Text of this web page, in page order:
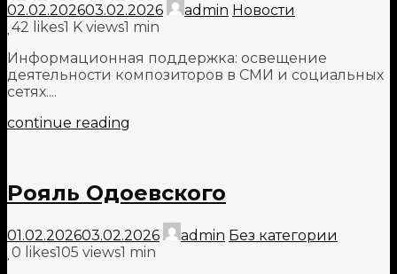
02.02.202603.02.2026 admin Новости
42 likes1 K views1 min
Информационная поддержка: освещение
деятельности композиторов в СМИ и социальных
сетях....
continue reading
Рояль Одоевского
01.02.202603.02.2026 admin Без категории
0 likes105 views1 min